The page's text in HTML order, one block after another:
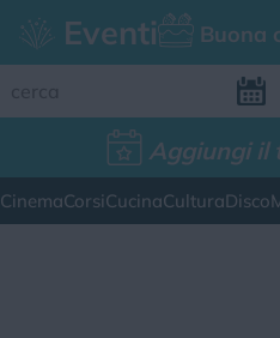
Eventi Buona
Aggiungi il
CinemaCorsiCucinaCulturaDisco
Aggiungi il
FILTRI